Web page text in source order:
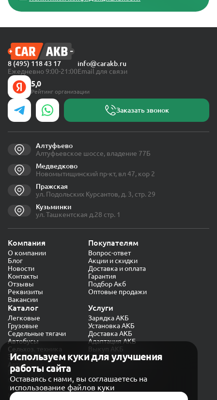
Используем куки для улучшения
работы сайта
Оставаясь с нами, вы соглашаетесь на
использование файлов куки
8 (495) 118 43 17
Ежедневно 9:00-21:00
info@carakb.ru
Email для связи
5,0
Рейтинг организации
Заказать звонок
Алтуфьево
Алтуфьевское шоссе, владение 77Б
Медведково
Новомытищинский пр-кт, вл 47, кор 2
Пражская
ул. Подольских Курсантов, д. 3, стр. 29
Кузьминки
ул. Ташкентская д.28 стр. 1
Компания
О компании
Блог
Новости
Контакты
Отзывы
Реквизиты
Вакансии
Покупателям
Вопрос-ответ
Акции и скидки
Доставка и оплата
Гарантия
Подбор Акб
Оптовые продажи
Каталог
Легковые
Грузовые
Седельные тягачи
Автобусы
Сельхоз. техника
Экскаваторы
Автокраны
Услуги
Зарядка АКБ
Установка АКБ
Доставка АКБ
Адаптация АКБ
Выкуп АКБ
Проверка генератора
Политика конфиденциальности
Обработка персональных данных
Согласие на обработку в «Яндекс.Метрика»
Карта сайта